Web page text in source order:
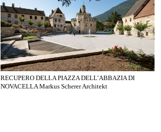
RECUPERO DELLA PIAZZA DELL’ABBAZIA DI
NOVACELLA Markus Scherer Architekt